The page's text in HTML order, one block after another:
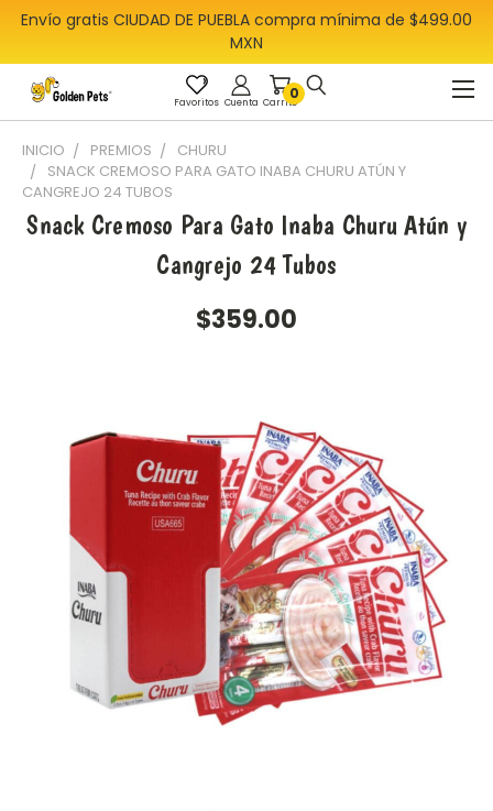
Envío gratis CIUDAD DE PUEBLA compra mínima de $499.00
MXN
Favoritos 0
Carrito
Cuenta
INICIO PREMIOS
CHURU
SNACK CREMOSO PARA GATO INABA CHURU ATÚN Y
CANGREJO 24 TUBOS
Snack Cremoso Para Gato Inaba Churu Atún y
Cangrejo 24 Tubos
$359.00